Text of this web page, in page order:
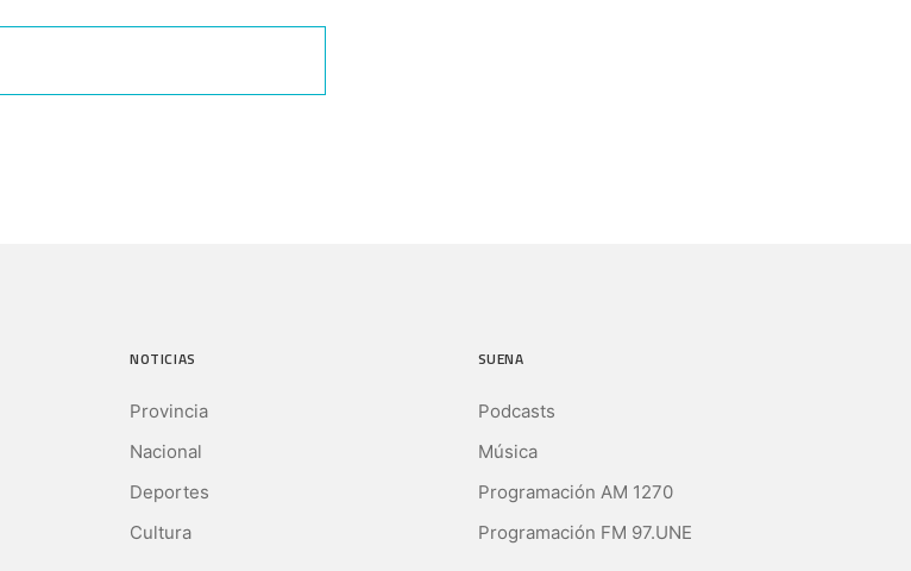
NOTICIAS
Provincia
Nacional
Deportes
Cultura
SUENA
Podcasts
Música
Programación AM 1270
Programación FM 97.UNE